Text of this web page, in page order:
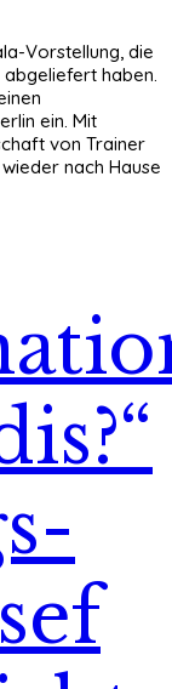
Vorstellung, die
abgeliefert haben.
ein. Mit
von Trainer
nach Hause